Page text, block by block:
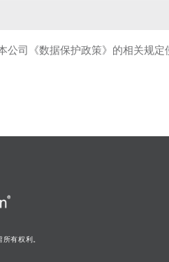
公司《数据保护政策》的相关规定
有权利。